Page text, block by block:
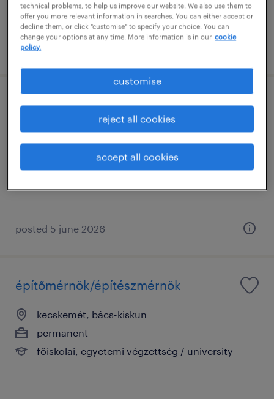
posted 1 july 2026
épületvillamossági projektvezető
kecskemét, bács-kiskun
főiskolai, egyetemi végzettség / university
posted 5 june 2026
építőmérnök/építészmérnök
kecskemét, bács-kiskun
permanent
főiskolai, egyetemi végzettség / university
technical problems, to help us improve our website. We also use them to
offer you more relevant information in searches. You can either accept or
decline them, or click "customise" to specify your choice. You can
change your options at any time. More information is in our cookie
policy.
customise
reject all cookies
accept all cookies